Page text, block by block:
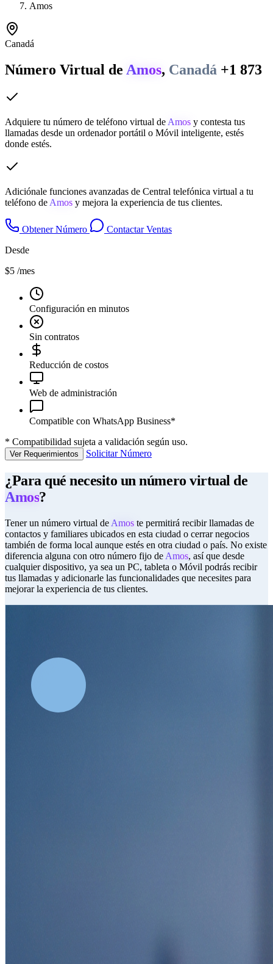
Amos
Canadá
Número Virtual de Amos, Canadá +1 873
Adquiere tu número de teléfono virtual deAmos y contesta tus
llamadas desde un ordenador portátil o Móvil inteligente, estés
donde estés.
Adiciónale funciones avanzadas de Central telefónica virtual a tu
teléfono deAmos y mejora la experiencia de tus clientes.
Obtener Número
Contactar Ventas
Desde
$5 /mes
Configuración en minutos
Sin contratos
Reducción de costos
Web de administración
Compatible con WhatsApp Business*
* Compatibilidad sujeta a validación según uso.
Ver Requerimientos Solicitar Número
¿Para qué necesito un número virtual de
Amos?
Tener un número virtual de Amos te permitirá recibir llamadas de
contactos y familiares ubicados en esta ciudad o cerrar negocios
también de forma local aunque estés en otra ciudad o país. No existe
diferencia alguna con otro número fijo de Amos, así que desde
cualquier dispositivo, ya sea un PC, tableta o Móvil podrás recibir
tus llamadas y adicionarle las funcionalidades que necesites para
mejorar la experiencia de tus clientes.